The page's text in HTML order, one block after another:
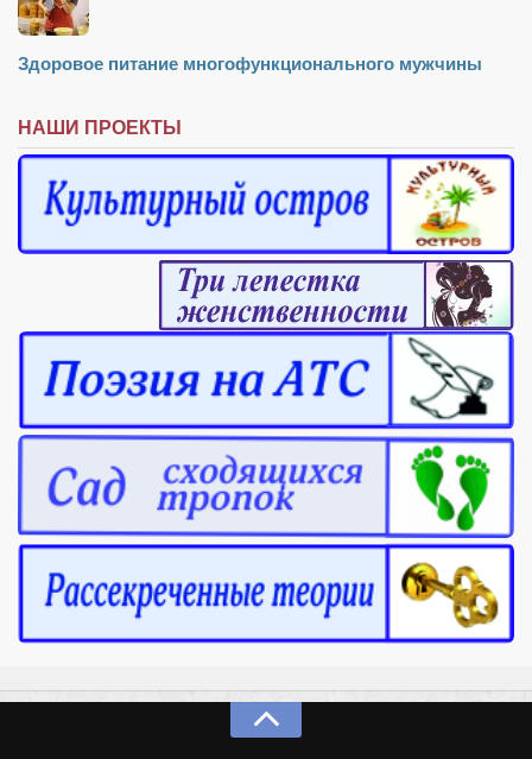
Здоровое питание многофункционального мужчины
НАШИ ПРОЕКТЫ